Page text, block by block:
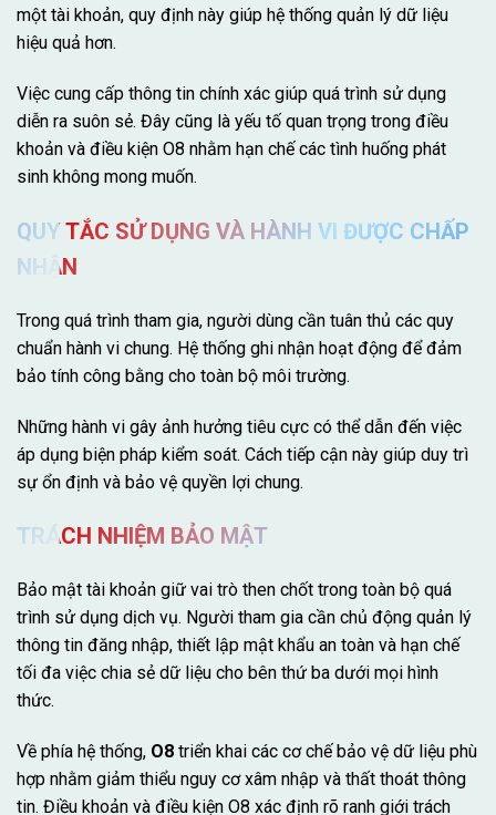
một tài khoản, quy định này giúp hệ thống quản lý dữ liệu
hiệu quả hơn.
Việc cung cấp thông tin chính xác giúp quá trình sử dụng
diễn ra suôn sẻ. Đây cũng là yếu tố quan trọng trong điều
khoản và điều kiện O8 nhằm hạn chế các tình huống phát
sinh không mong muốn.
QUY TẮC SỬ DỤNG VÀ HÀNH VI ĐƯỢC CHẤP
NHẬN
Trong quá trình tham gia, người dùng cần tuân thủ các quy
chuẩn hành vi chung. Hệ thống ghi nhận hoạt động để đảm
bảo tính công bằng cho toàn bộ môi trường.
Những hành vi gây ảnh hưởng tiêu cực có thể dẫn đến việc
áp dụng biện pháp kiểm soát. Cách tiếp cận này giúp duy trì
sự ổn định và bảo vệ quyền lợi chung.
TRÁCH NHIỆM BẢO MẬT
Bảo mật tài khoản giữ vai trò then chốt trong toàn bộ quá
trình sử dụng dịch vụ. Người tham gia cần chủ động quản lý
thông tin đăng nhập, thiết lập mật khẩu an toàn và hạn chế
tối đa việc chia sẻ dữ liệu cho bên thứ ba dưới mọi hình
thức.
Về phía hệ thống, O8 triển khai các cơ chế bảo vệ dữ liệu phù
hợp nhằm giảm thiểu nguy cơ xâm nhập và thất thoát thông
tin. Điều khoản và điều kiện O8 xác định rõ ranh giới trách